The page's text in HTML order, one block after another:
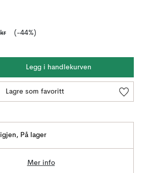
(-44%)
Legg i handlekurven
Lagre som favoritt
, På lager
Mer info